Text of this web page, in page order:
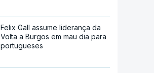
Felix Gall assume liderança da
Volta a Burgos em mau dia para
portugueses